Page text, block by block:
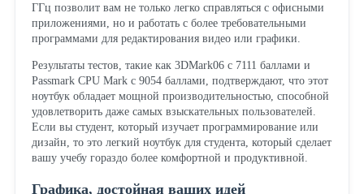
ГГц позволит вам не только легко справляться с офисными
приложениями, но и работать с более требовательными
программами для редактирования видео или графики.
Результаты тестов, такие как 3DMark06 с 7111 баллами и
Passmark CPU Mark с 9054 баллами, подтверждают, что этот
ноутбук обладает мощной производительностью, способной
удовлетворить даже самых взыскательных пользователей.
Если вы студент, который изучает программирование или
дизайн, то это легкий ноутбук для студента, который сделает
вашу учебу гораздо более комфортной и продуктивной.
Графика, достойная ваших идей